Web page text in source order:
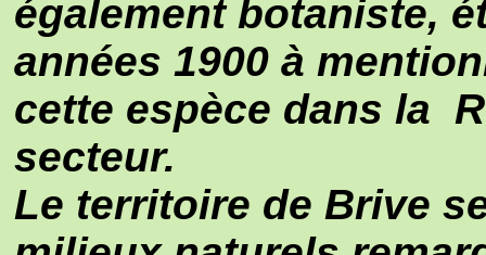
également botaniste,
années 1900 à
cette espèce dans la
secteur.
Le territoire de Brive